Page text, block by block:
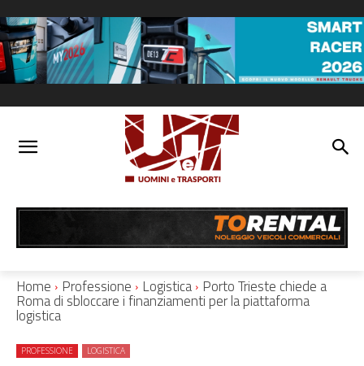
Home Professione Logistica Porto Trieste chiede a
Roma di sbloccare i finanziamenti per la piattaforma
logistica
PROFESSIONE LOGISTICA